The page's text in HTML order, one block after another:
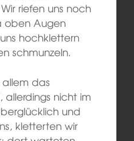
riefen uns noch
oben Augen
hochklettern
schmunzeln.
das
allerdings nicht im
und
kletterten wir